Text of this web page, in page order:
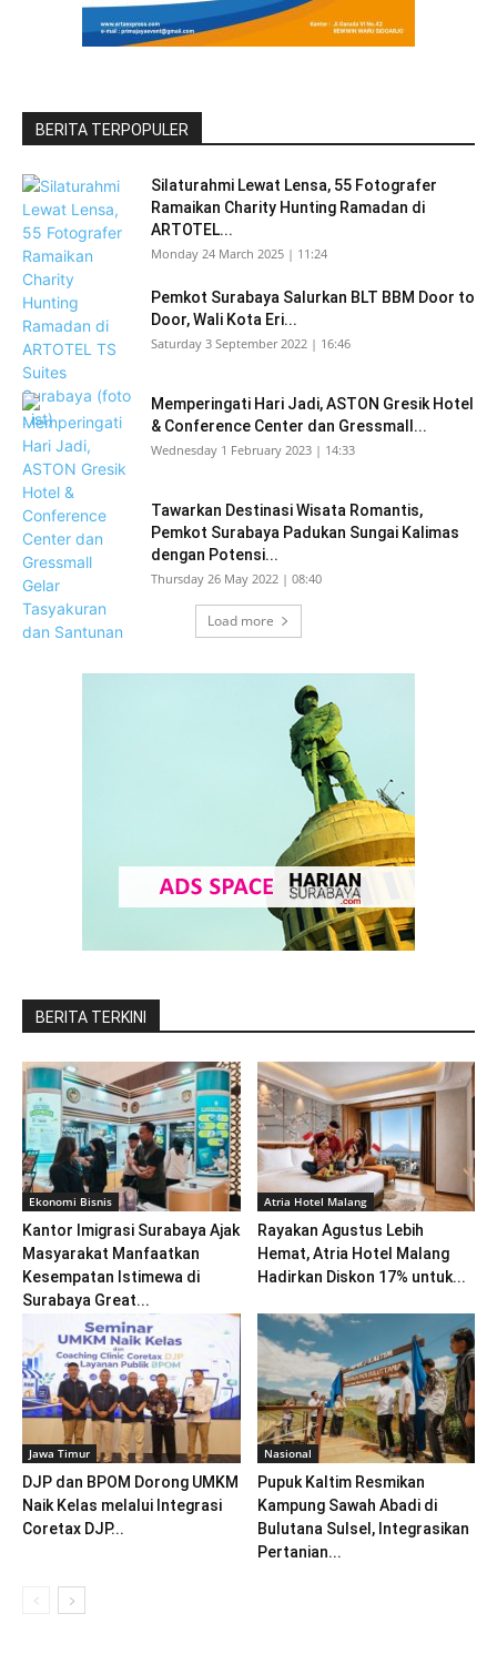
BERITA TERPOPULER
Silaturahmi Lewat Lensa, 55 Fotografer
Ramaikan Charity Hunting Ramadan di
ARTOTEL...
Monday 24 March 2025 | 11:24
Pemkot Surabaya Salurkan BLT BBM Door to
Door, Wali Kota Eri...
Saturday 3 September 2022 | 16:46
Memperingati Hari Jadi, ASTON Gresik Hotel
& Conference Center dan Gressmall...
Wednesday 1 February 2023 | 14:33
Tawarkan Destinasi Wisata Romantis,
Pemkot Surabaya Padukan Sungai Kalimas
dengan Potensi...
Thursday 26 May 2022 | 08:40
Load more
BERITA TERKINI
Ekonomi Bisnis
Kantor Imigrasi Surabaya Ajak
Masyarakat Manfaatkan
Kesempatan Istimewa di
Surabaya Great...
Atria Hotel Malang
Rayakan Agustus Lebih
Hemat, Atria Hotel Malang
Hadirkan Diskon 17% untuk...
Jawa Timur
DJP dan BPOM Dorong UMKM
Naik Kelas melalui Integrasi
Coretax DJP...
Nasional
Pupuk Kaltim Resmikan
Kampung Sawah Abadi di
Bulutana Sulsel, Integrasikan
Pertanian...